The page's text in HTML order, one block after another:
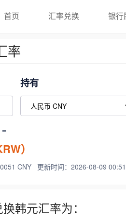
首页 汇率兑换 银行
率
持有
）
CNY 更新时间：2026-08-09
韩元汇率为：